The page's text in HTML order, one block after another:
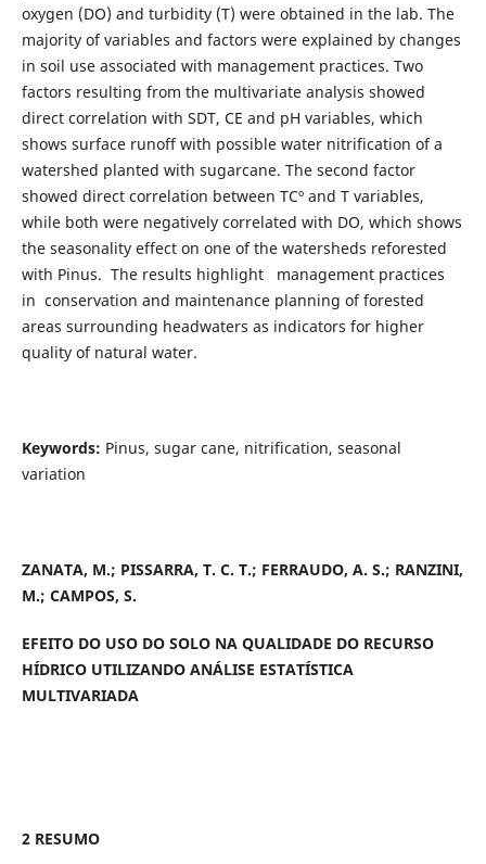
oxygen (DO) and turbidity (T) were obtained in the lab. The
majority of variables and factors were explained by changes
in soil use associated with management practices. Two
factors resulting from the multivariate analysis showed
direct correlation with SDT, CE and pH variables, which
shows surface runoff with possible water nitrification of a
watershed planted with sugarcane. The second factor
showed direct correlation between TCº and T variables,
while both were negatively correlated with DO, which shows
the seasonality effect on one of the watersheds reforested
with Pinus. The results highlight management practices
in conservation and maintenance planning of forested
areas surrounding headwaters as indicators for higher
quality of natural water.
Keywords: Pinus, sugar cane, nitrification, seasonal
variation
ZANATA, M.; PISSARRA, T. C. T.; FERRAUDO, A. S.; RANZINI,
M.; CAMPOS, S.
EFEITO DO USO DO SOLO NA QUALIDADE DO RECURSO
HÍDRICO UTILIZANDO ANÁLISE ESTATÍSTICA
MULTIVARIADA
2 RESUMO